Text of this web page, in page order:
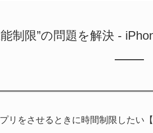
能制限”の問題を解決 -
リをさせるときに時間制限したい【